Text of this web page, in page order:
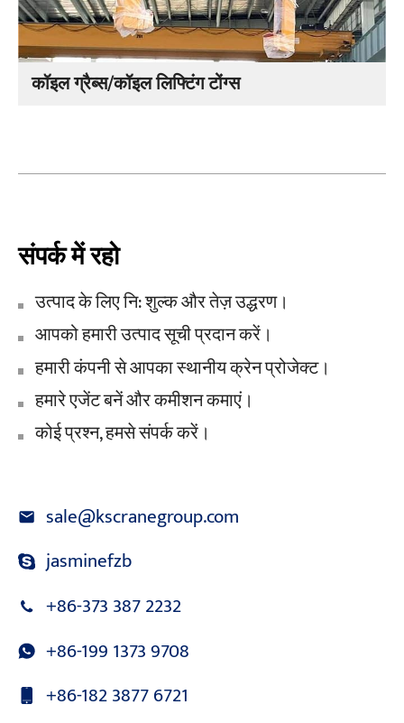
कॉइल ग्रैब्स/कॉइल लिफ्टिंग टोंग्स
संपर्क में रहो
उत्पाद के लिए नि: शुल्क और तेज़ उद्धरण।
आपको हमारी उत्पाद सूची प्रदान करें।
हमारी कंपनी से आपका स्थानीय क्रेन प्रोजेक्ट।
हमारे एजेंट बनें और कमीशन कमाएं।
कोई प्रश्न, हमसे संपर्क करें।
sale@kscranegroup.com
jasminefzb
+86-373 387 2232
+86-199 1373 9708
+86-182 3877 6721